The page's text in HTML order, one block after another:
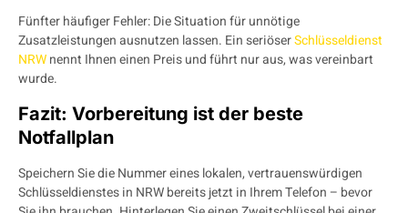
Fünfter häufiger Fehler: Die Situation für unnötige
Zusatzleistungen ausnutzen lassen. Ein seriöserSchlüsseldienst
NRWnennt Ihnen einen Preis und führt nur aus, was vereinbart
wurde.
Fazit: Vorbereitung ist der beste
Notfallplan
Speichern Sie die Nummer eines lokalen, vertrauenswürdigen
Schlüsseldienstes in NRW bereits jetzt in Ihrem Telefon – bevor